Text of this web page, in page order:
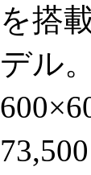
を搭
デル
73,500